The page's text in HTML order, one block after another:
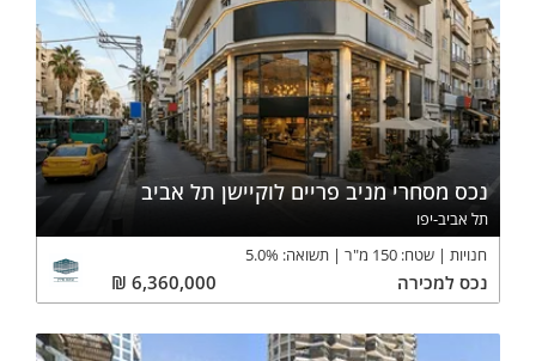
נכס מסחרי מניב פריים לוקיישן תל אביב
תל אביב-יפו
חנויות
שטח: 150 מ"ר תשואה: 5.0%
נכס למכירה 6,360,000
₪